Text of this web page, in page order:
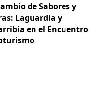
de Sabores y
Laguardia y
en el Encuentro